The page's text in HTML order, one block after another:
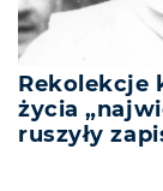
Rekolekcje
życia
ruszyły